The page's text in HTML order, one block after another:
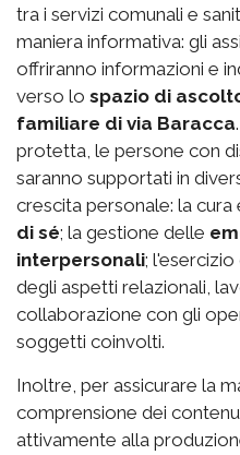
tra i servizi comunali e
maniera informativa: gli
offriranno informazioni e
verso lo spazio di
familiare di via Baracca
protetta, le persone con
saranno supportati in
crescita personale: la cura
di sé; la gestione delle
interpersonali; l'esercizio
degli aspetti relazionali,
collaborazione con gli
soggetti coinvolti.
Inoltre, per assicurare la
comprensione dei
attivamente alla